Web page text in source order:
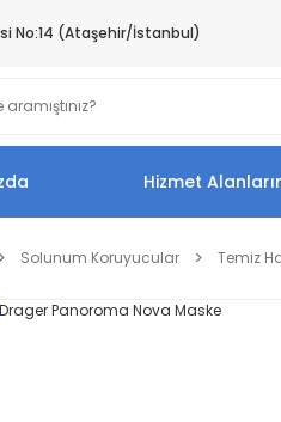
No:14 (Ataşehir/İstanbul)
Hizmet
Solunum Koruyucular Temiz